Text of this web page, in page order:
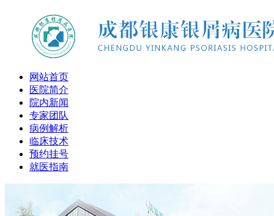
网站首页
医院简介
院内新闻
专家团队
病例解析
临床技术
预约挂号
就医指南